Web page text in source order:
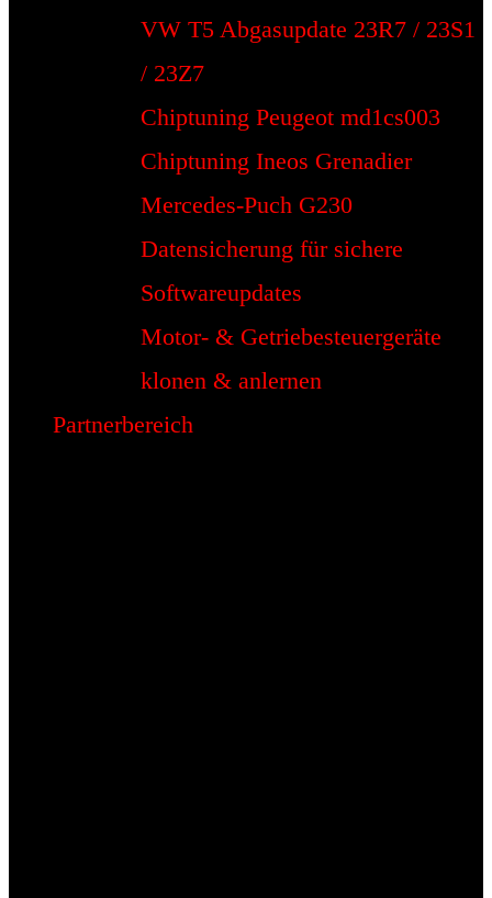
VW T5 Abgasupdate 23R7 / 23S1
/ 23Z7
Chiptuning Peugeot md1cs003
Chiptuning Ineos Grenadier
Mercedes-Puch G230
Datensicherung für sichere
Softwareupdates
Motor- & Getriebesteuergeräte
klonen & anlernen
Partnerbereich